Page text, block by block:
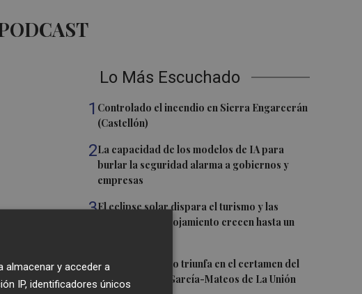
Lo Más Escuchado
1 Controlado el incendio en Sierra Engarcerán
(Castellón)
2La capacidad de los modelos de IA para
burlar la seguridad alarma a gobiernos y
empresas
3El eclipse solar dispara el turismo y las
búsquedas de alojamiento crecen hasta un
4El cubano Papillo triunfa en el certamen del
Trovo Pascual García-Mateos de La Unión
y acceder a
IP, identificadores únicos